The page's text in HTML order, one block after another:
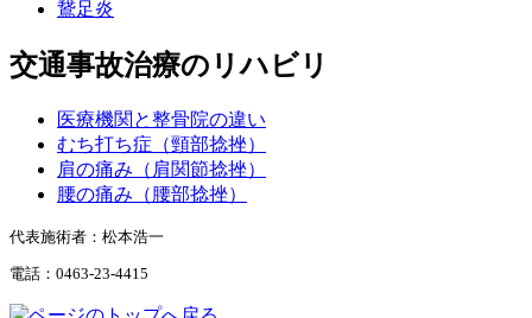
鵞足炎
交通事故治療のリハビリ
医療機関と整骨院の違い
むち打ち症（頸部捻挫）
肩の痛み（肩関節捻挫）
腰の痛み（腰部捻挫）
代表施術者：松本浩一
電話：0463-23-4415